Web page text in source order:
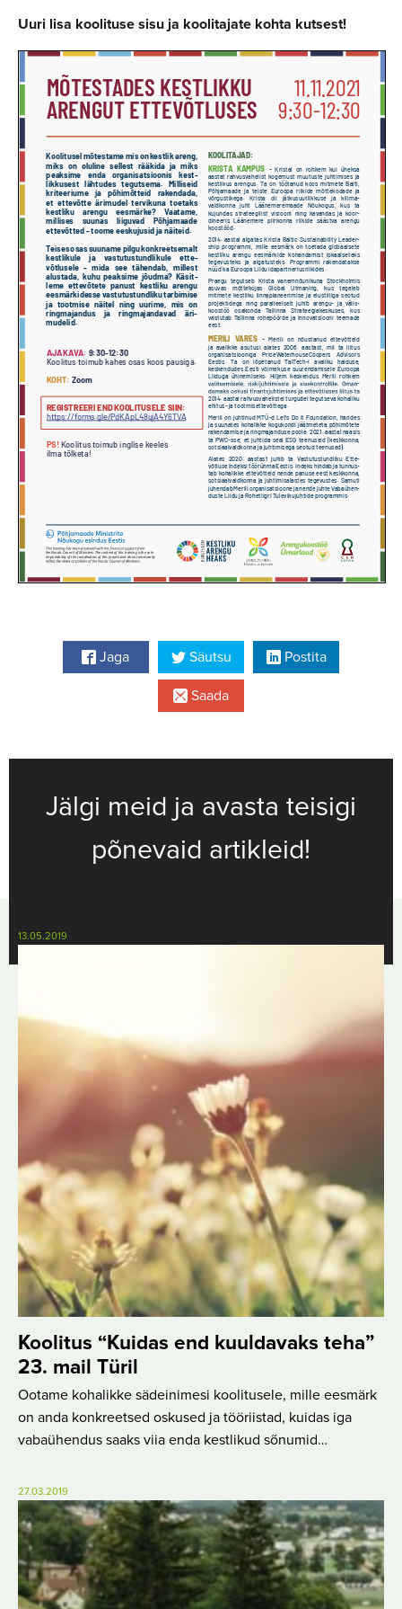
Uuri lisa koolituse sisu ja koolitajate kohta kutsest!
Jaga Säutsu Postita
Saada
Jälgi meid ja avasta teisigi
põnevaid artikleid!
13.05.2019
Koolitus “Kuidas end kuuldavaks teha”
23. mail Türil
Ootame kohalikke sädeinimesi koolitusele, mille eesmärk
on anda konkreetsed oskused ja tööriistad, kuidas iga
vabaühendus saaks viia enda kestlikud sõnumid…
27.03.2019